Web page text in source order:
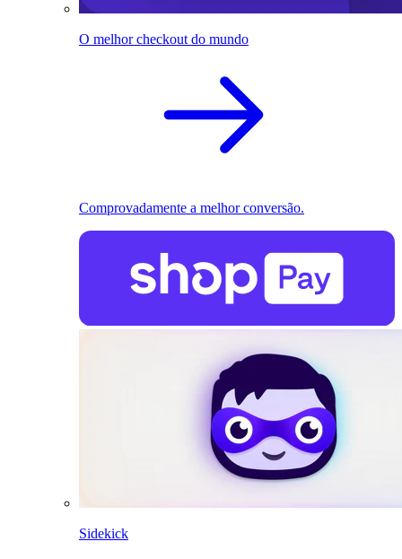
O melhor checkout do mundo
Comprovadamente a melhor conversão.
Sidekick